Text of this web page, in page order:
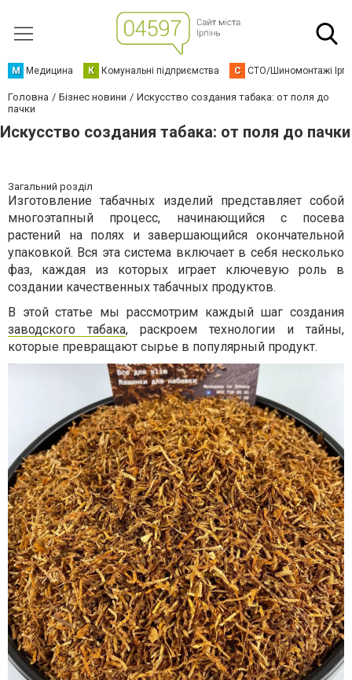
М Медицина К Комунальні підприємства С СТО/Шиномонтажі
Головна Бізнес новини
Искусство создания табака: от поля до
пачки
Искусство создания табака: от поля до пачки
Загальний розділ
Изготовление табачных изделий представляет собой
многоэтапный процесс, начинающийся с посева
растений на полях и завершающийся окончательной
упаковкой. Вся эта система включает в себя несколько
фаз, каждая из которых играет ключевую роль в
создании качественных табачных продуктов.
В этой статье мы рассмотрим каждый шаг создания
заводского табака, раскроем технологии и тайны,
которые превращают сырье в популярный продукт.